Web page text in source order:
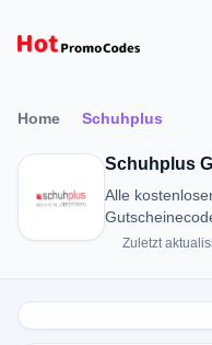
Home Schuhplus
Schuhplus
Alle
August 2026
Zuletzt